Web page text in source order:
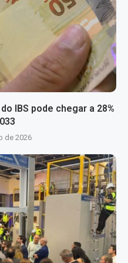
IBS pode chegar a 28%
de 2026